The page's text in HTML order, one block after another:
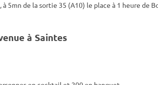
5mn de la sortie 35 (A10) le place à 1 heure de
à Saintes